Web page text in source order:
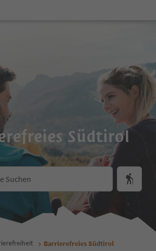
Südtirol
Suchen
Barrierefreies Südtirol